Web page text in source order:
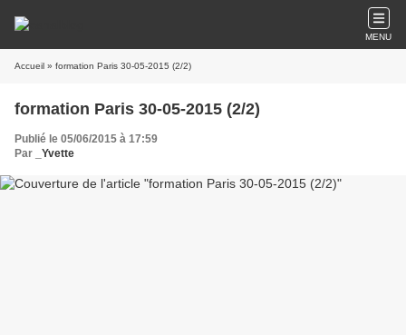
MENU
Accueil » formation Paris 30-05-2015 (2/2)
formation Paris 30-05-2015 (2/2)
Publié le 05/06/2015 à 17:59
Par
_Yvette